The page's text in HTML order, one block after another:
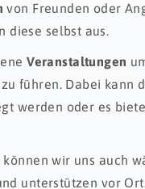
von Freunden oder
diese selbst aus.
Veranstaltungen
führen. Dabei kann
werden oder es
wir uns auch
unterstützen vor